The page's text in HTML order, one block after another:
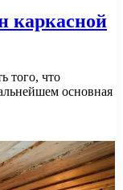
каркасной
того, что
основная